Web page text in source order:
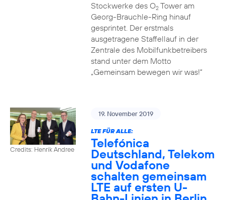
Stockwerke des O2Tower am
Georg-Brauchle-Ring hinauf
gesprintet. Der erstmals
ausgetragene Staffellauf in der
Zentrale des Mobilfunkbetreibers
stand unter dem Motto
„Gemeinsam bewegen wir was!“
Credits: Henrik Andree
19. November 2019
LTE FÜR ALLE:
Telefónica
Deutschland, Telekom
und Vodafone
schalten gemeinsam
LTE auf ersten U-